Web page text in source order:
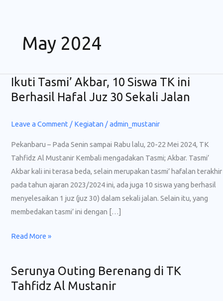
May 2024
Ikuti Tasmi’ Akbar, 10 Siswa TK ini
Berhasil Hafal Juz 30 Sekali Jalan
Leave a Comment / Kegiatan /admin_mustanir
Pekanbaru – Pada Senin sampai Rabu lalu, 20-22 Mei 2024, TK
Tahfidz Al Mustanir Kembali mengadakan Tasmi; Akbar. Tasmi’
Akbar kali ini terasa beda, selain merupakan tasmi’ hafalan terakhir
pada tahun ajaran 2023/2024 ini, ada juga 10 siswa yang berhasil
menyelesaikan 1 juz (juz 30) dalam sekali jalan. Selain itu, yang
membedakan tasmi’ ini dengan […]
Ikuti
Tasmi’
10
TK
ini
Berhasil
Hafal
Juz
30
Read More »
Serunya Outing Berenang di TK
Tahfidz Al Mustanir
Serunya
Outing